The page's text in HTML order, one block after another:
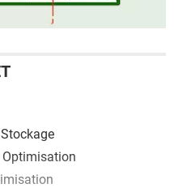
Optimisation